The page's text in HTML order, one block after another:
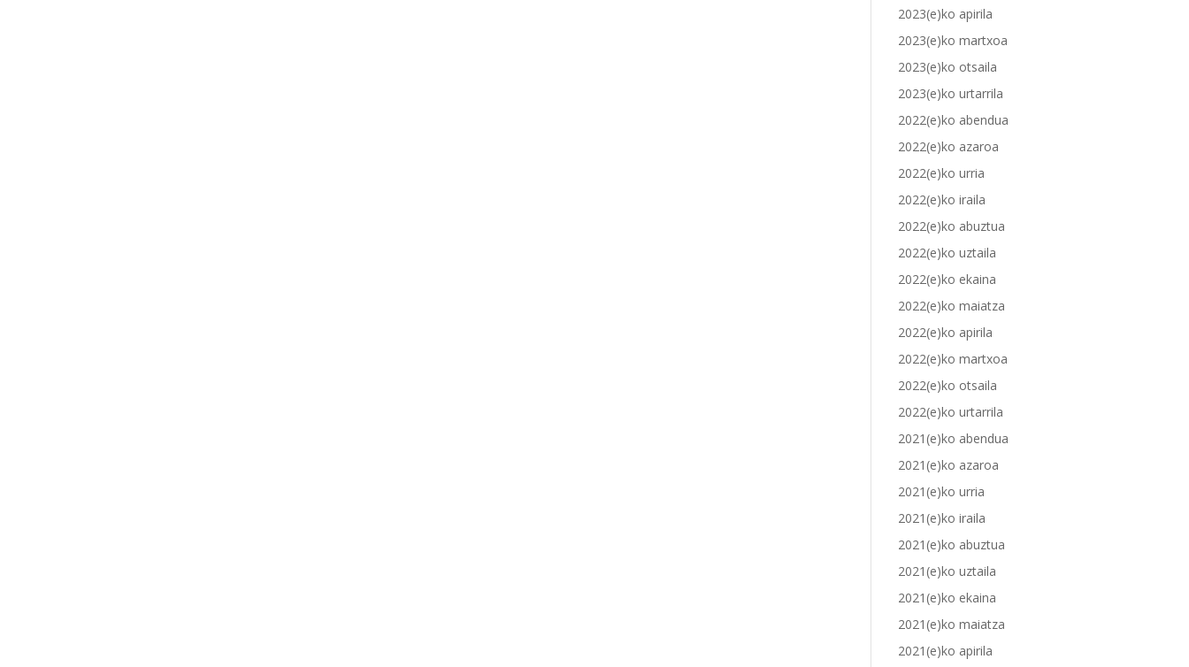
2023(e)ko apirila
2023(e)ko martxoa
2023(e)ko otsaila
2023(e)ko urtarrila
2022(e)ko abendua
2022(e)ko azaroa
2022(e)ko urria
2022(e)ko iraila
2022(e)ko abuztua
2022(e)ko uztaila
2022(e)ko ekaina
2022(e)ko maiatza
2022(e)ko apirila
2022(e)ko martxoa
2022(e)ko otsaila
2022(e)ko urtarrila
2021(e)ko abendua
2021(e)ko azaroa
2021(e)ko urria
2021(e)ko iraila
2021(e)ko abuztua
2021(e)ko uztaila
2021(e)ko ekaina
2021(e)ko maiatza
2021(e)ko apirila